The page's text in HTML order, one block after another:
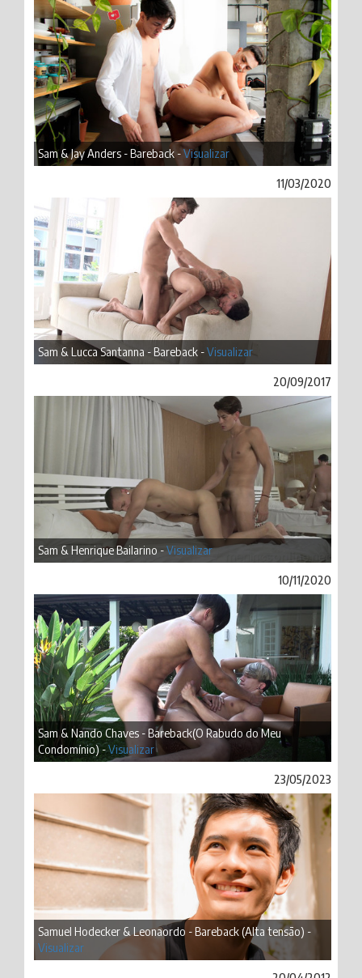
Sam & Jay Anders - Bareback -Visualizar
11/03/2020
Sam & Lucca Santanna - Bareback -Visualizar
20/09/2017
Sam & Henrique Bailarino -Visualizar
10/11/2020
Sam & Nando Chaves - Bareback(O Rabudo do Meu
Condomínio) -Visualizar
23/05/2023
Samuel Hodecker & Leonaordo - Bareback (Alta tensão) -
Visualizar